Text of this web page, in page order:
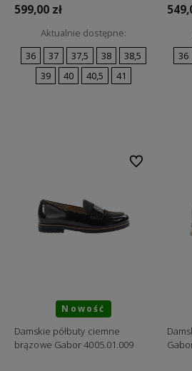
599,00 zł
Aktualnie dostępne:
36
37 37,5 38
38,5
39
40 40,5 41
36
Nowość
Damskie półbuty ciemne
brązowe Gabor 4005.01.009
Do ulubionych